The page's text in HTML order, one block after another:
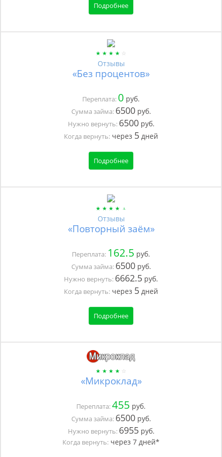
Подробнее
Отзывы
«Без процентов»
Переплата: 0 руб.
Сумма займа: 6500руб.
Нужно вернуть: 6500руб.
Когда вернуть: через 5 дней
Подробнее
Отзывы
«Повторный заём»
Переплата: 162.5 руб.
Сумма займа: 6500руб.
Нужно вернуть: 6662.5 руб.
Когда вернуть: через 5 дней
Подробнее
«Микроклад»
Переплата:455 руб.
Сумма займа: 6500руб.
Нужно вернуть: 6955руб.
Когда вернуть: через 7 дней*